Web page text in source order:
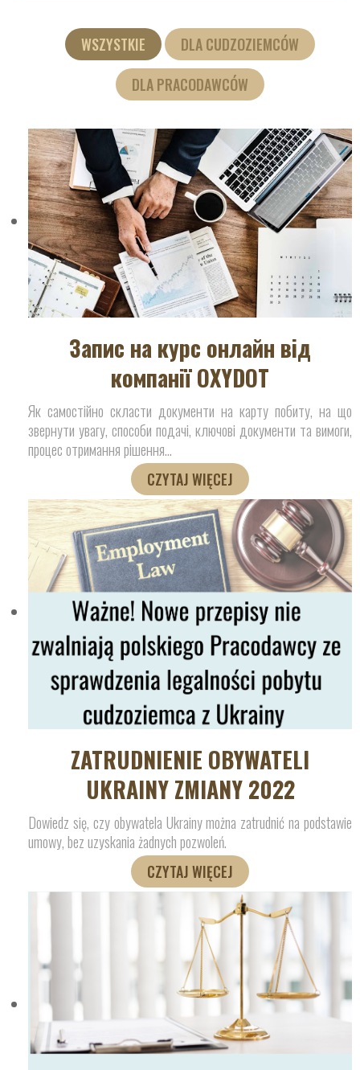
WSZYSTKIE
DLA CUDZOZIEMCÓW
DLA PRACODAWCÓW
Запис на курс онлайн від
компанії OXYDOT
Як самостійно скласти документи на карту побиту, на що
звернути увагу, способи подачі, ключові документи та вимоги,
процес отримання рішення…
CZYTAJ WIĘCEJ
ZATRUDNIENIE OBYWATELI
UKRAINY ZMIANY 2022
Dowiedz się, czy obywatela Ukrainy można zatrudnić na podstawie
umowy, bez uzyskania żadnych pozwoleń.
CZYTAJ WIĘCEJ